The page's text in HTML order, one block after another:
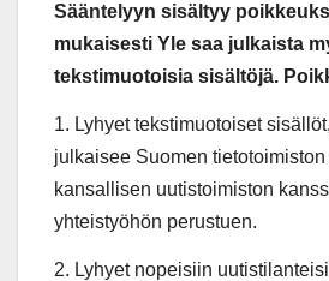
Sääntelyyn sisältyy
mukaisesti Yle saa julkaista
tekstimuotoisia sisältöjä.
1. Lyhyet tekstimuotoiset
julkaisee Suomen tietotoimiston
kansallisen uutistoimiston
yhteistyöhön perustuen.
2. Lyhyet nopeisiin